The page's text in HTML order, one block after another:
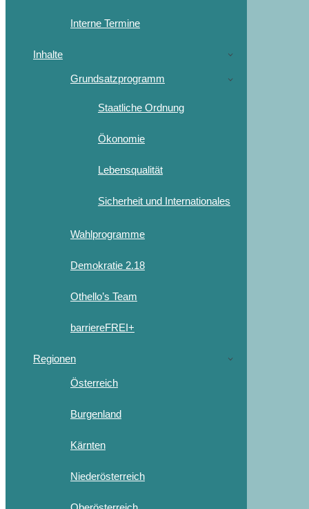
Interne Termine
Inhalte
Grundsatzprogramm
Staatliche Ordnung
Ökonomie
Lebensqualität
Sicherheit und Internationales
Wahlprogramme
Demokratie 2.18
Othello’s Team
barriereFREI+
Regionen
Österreich
Burgenland
Kärnten
Niederösterreich